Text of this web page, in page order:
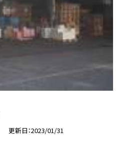
更新日 2023/01/31